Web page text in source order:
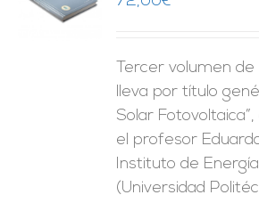
Tercer volumen
lleva por título
Solar
el profesor
Instituto de
(Universidad